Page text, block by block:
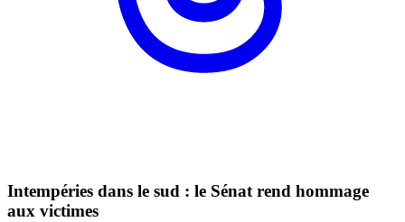
Intempéries dans le sud : le Sénat rend hommage
aux victimes